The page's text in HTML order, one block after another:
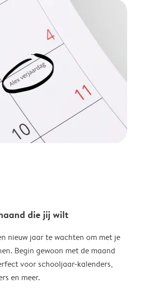
die jij wilt
nieuw jaar te wachten om met je
Begin gewoon met de maand
voor schooljaar-kalenders,
en meer.